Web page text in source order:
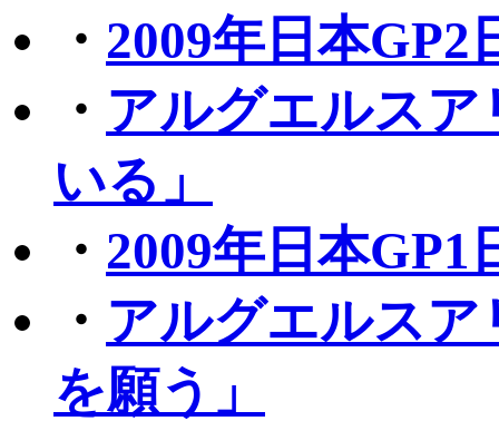
・ 2009年日本
・ アルグエルス
いる」
・ 2009年日本
・ アルグエルス
を願う」